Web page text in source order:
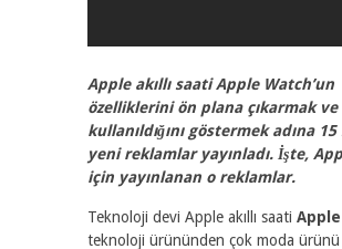
Apple akıllı saati Apple Watch’un
özelliklerini ön plana çıkarmak ve
kullanıldığını göstermek adına
yeni reklamlar yayınladı. İşte,
için yayınlanan o reklamlar.
Teknoloji devi Apple akıllı saati
teknoloji ürününden çok moda ürünü